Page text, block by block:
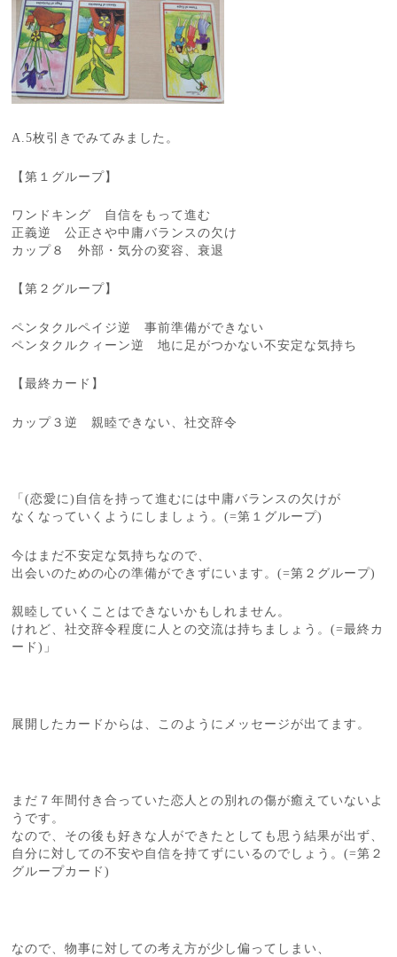
A.5枚引きでみてみました。
【第１グループ】
ワンドキング 自信をもって進む
正義逆 公正さや中庸バランスの欠け
カップ８ 外部・気分の変容、衰退
【第２グループ】
ペンタクルペイジ逆 事前準備ができない
ペンタクルクィーン逆 地に足がつかない不安定な気持ち
【最終カード】
カップ３逆 親睦できない、社交辞令
「(恋愛に)自信を持って進むには中庸バランスの欠けが
なくなっていくようにしましょう。(=第１グループ)
今はまだ不安定な気持ちなので、
出会いのための心の準備ができずにいます。(=第２グループ)
親睦していくことはできないかもしれません。
けれど、社交辞令程度に人との交流は持ちましょう。(=最終カ
ード)」
展開したカードからは、このようにメッセージが出てます。
まだ７年間付き合っていた恋人との別れの傷が癒えていないよ
うです。
なので、その後も好きな人ができたとしても思う結果が出ず、
自分に対しての不安や自信を持てずにいるのでしょう。(=第２
グループカード)
なので、物事に対しての考え方が少し偏ってしまい、